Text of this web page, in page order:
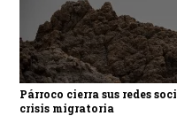
Párroco cierra sus redes
crisis migratoria